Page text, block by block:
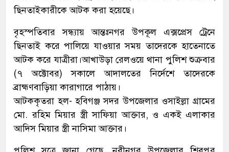
ছিনতাইকারীকে আটক করা হয়েছে।
বৃহস্পতিবার সন্ধ্যায় আন্তঃনগর উপকূল এক্সপ্রেস ট্রেনে
ছিনতাই করে পালিয়ে যাওয়ার সময় তাদেরকে হাতেনাতে
আটক করে যাত্রীরা।আখাউড়া রেলওয়ে থানা পুলিশ শুক্রবার
(৭ অক্টোবর) সকালে আদালতের নির্দেশে তাদেরকে
ব্রাহ্মণবাড়িয়া কারাগারে পাঠায়।
আটককৃতরা হল- হবিগঞ্জ সদর উপজেলার ওসাইল্লা গ্রামের
মো. রহিম মিয়ার স্ত্রী সাফিয়া আক্তার, ও একই এলাকার
আদিস মিয়ার স্ত্রী নাসিমা আক্তার।